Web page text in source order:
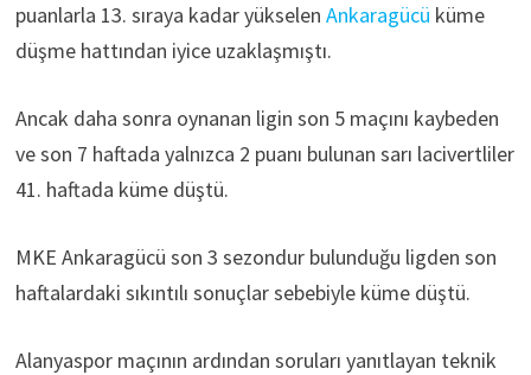
puanlarla 13. sıraya kadar yükselen Ankaragücü küme
düşme hattından iyice uzaklaşmıştı.
Ancak daha sonra oynanan ligin son 5 maçını kaybeden
ve son 7 haftada yalnızca 2 puanı bulunan sarı lacivertliler
41. haftada küme düştü.
MKE Ankaragücü son 3 sezondur bulunduğu ligden son
haftalardaki sıkıntılı sonuçlar sebebiyle küme düştü.
Alanyaspor maçının ardından soruları yanıtlayan teknik